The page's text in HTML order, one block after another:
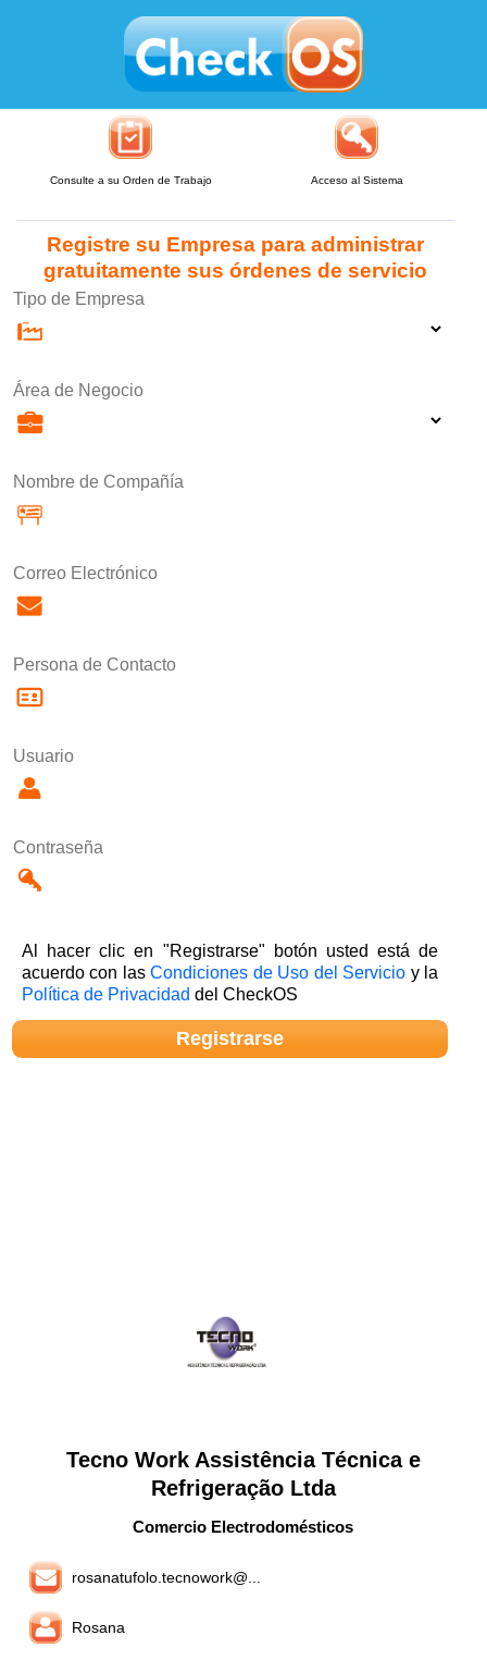
Consulte a su Orden de Trabajo Acceso al Sistema
Registre su Empresa para administrar
gratuitamente sus órdenes de servicio
Tipo de Empresa
Área de Negocio
Nombre de Compañía
Correo Electrónico
Persona de Contacto
Usuario
Contraseña
Al hacer clic en "Registrarse" botón usted está de
acuerdo con lasCondiciones de Uso del Servicio y la
Política de Privacidad del CheckOS
Tecno Work Assistência Técnica e
Refrigeração Ltda
Comercio Electrodomésticos
rosanatufolo.tecnowork@...
Rosana